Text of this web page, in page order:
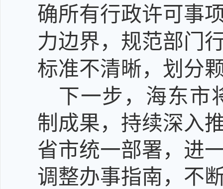
确所有行政许可事
力边界，规范部门
标准不清晰，划分
下一步， 海东市
制成果，持续深入
省市统一部署，进
调整办事指南， 不